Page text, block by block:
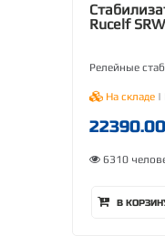
Rucelf
Релейные
На складе |
22390.00
6310
В